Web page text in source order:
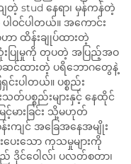
stud နေရာ၊ မှန်ကန်တဲ့
ါဝင်ပါတယ်။ အကောင်း
ဟာ ထိန်းချုပ်ထားတဲ့
းပြုမှုကို တုပတဲ့ အပြည့်အဝ
င်ထားတဲ့ ပရိဘောဂတွေနဲ့
းပါတယ်။ ပစ္စည်း
တ်ပစ္စည်းများနှင့် နေထိုင်
င့်မားခြင်း သို့မဟုတ်
ကျင် အခြေအနေအမျိုး
းသော ကုသမှုများကို
ဒိုင်ဝေါလ်၊ ပလတ်စတာ၊